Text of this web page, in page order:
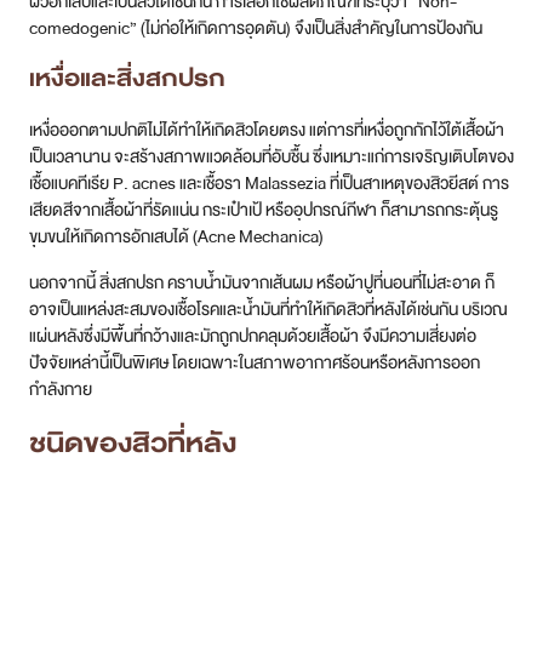
เชื้อแบคทีเรีย P. acnes และเชื้อรา Malassezia ที่เป็นสาเหตุของสิวยีสต์ การ
เสียดสีจากเสื้อผ้าที่รัดแน่น กระเป๋าเป้ หรืออุปกรณ์กีฬา ก็สามารถกระตุ้นรู
ขุมขนให้เกิดการอักเสบได้ (Acne Mechanica)
นอกจากนี้ สิ่งสกปรก คราบน้ำมันจากเส้นผม หรือผ้าปูที่นอนที่ไม่สะอาด ก็
อาจเป็นแหล่งสะสมของเชื้อโรคและน้ำมันที่ทำให้เกิดสิวที่หลังได้เช่นกัน บริเวณ
แผ่นหลังซึ่งมีพื้นที่กว้างและมักถูกปกคลุมด้วยเสื้อผ้า จึงมีความเสี่ยงต่อ
ปัจจัยเหล่านี้เป็นพิเศษ โดยเฉพาะในสภาพอากาศร้อนหรือหลังการออก
กำลังกาย
ชนิดของสิวที่หลัง
สิวที่หลังไม่ได้มีเพียงรูปแบบเดียว แต่มีความหลากหลายตั้งแต่สิวไม่อักเสบไป
จนถึงสิวอักเสบรุนแรง การจำแนกชนิดของสิวได้อย่างถูกต้องเป็นหัวใจสำคัญ
ในการเลือกวิธีการรักษาที่เหมาะสม